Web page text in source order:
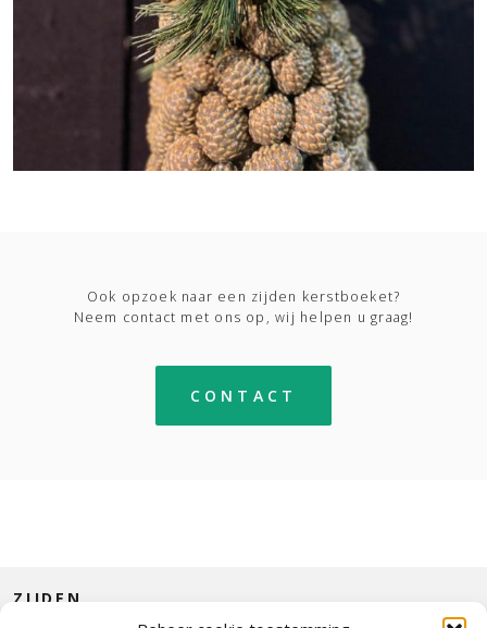
Ook opzoek naar een zijden kerstboeket?
Neem contact met ons op, wij helpen u graag!
CONTACT
ZIJDEN